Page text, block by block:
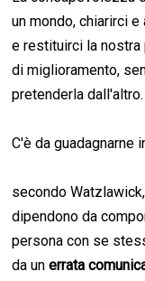
un mondo, chiarirci
e restituirci la
di miglioramento,
pretenderla dall'altro.
C'è da guadagnarne
secondo
dipendono da
persona con se
da unerrata